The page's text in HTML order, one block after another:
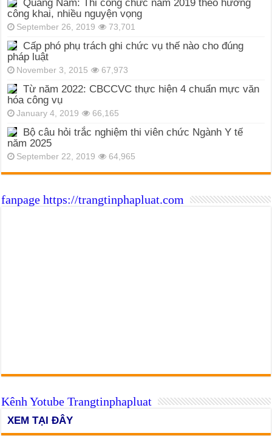
Quảng Nam: Thi công chức năm 2019 theo hướng
công khai, nhiều nguyện vọng
September 26, 2019 73,701
Cấp phó phụ trách ghi chức vụ thế nào cho đúng
pháp luật
November 3, 2015 67,973
Từ năm 2022: CBCCVC thực hiện 4 chuẩn mực văn
hóa công vụ
January 4, 2019 66,165
Bộ câu hỏi trắc nghiệm thi viên chức Ngành Y tế
năm 2025
September 22, 2019 64,965
fanpage https://trangtinphapluat.com
Kênh Yotube Trangtinphapluat
XEM TẠI ĐÂY